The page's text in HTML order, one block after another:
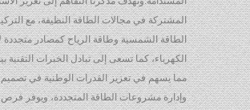
المشتركة في مجالات الطاقة النظيفة، مع التركيز على
الطاقة الشمسية وطاقة الرياح كمصادر متجددة لإنتاج
الكهرباء، كما تسعى إلى تبادل الخبرات التقنية بين الجانبين،
مما يسهم في تعزيز القدرات الوطنية في تصميم وتنفيذ
وإدارة مشروعات الطاقة المتجددة، ويوفر فرص عمل كثيرة